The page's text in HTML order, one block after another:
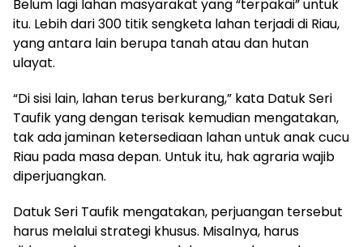
Belum lagi lahan masyarakat yang “terpakai” untuk
itu. Lebih dari 300 titik sengketa lahan terjadi di Riau,
yang antara lain berupa tanah atau dan hutan
ulayat.
“Di sisi lain, lahan terus berkurang,” kata Datuk Seri
Taufik yang dengan terisak kemudian mengatakan,
tak ada jaminan ketersediaan lahan untuk anak cucu
Riau pada masa depan. Untuk itu, hak agraria wajib
diperjuangkan.
Datuk Seri Taufik mengatakan, perjuangan tersebut
harus melalui strategi khusus. Misalnya, harus